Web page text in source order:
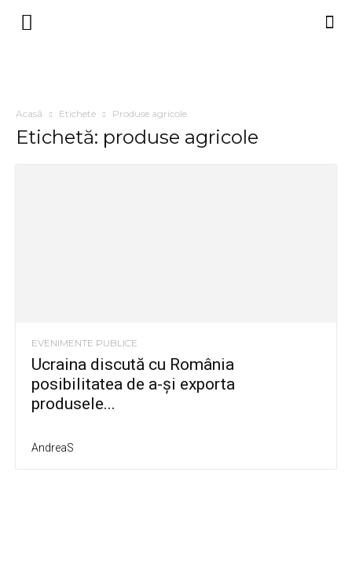
Acasă Etichete Produse agricole
Etichetă: produse agricole
EVENIMENTE PUBLICE
Ucraina discută cu România
posibilitatea de a-și exporta
produsele...
AndreaS